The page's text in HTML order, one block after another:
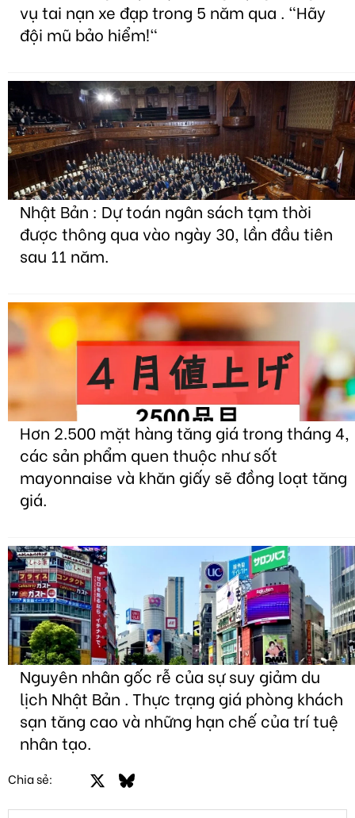
vụ tai nạn xe đạp trong 5 năm qua . "Hãy
đội mũ bảo hiểm!"
Nhật Bản : Dự toán ngân sách tạm thời
được thông qua vào ngày 30, lần đầu tiên
sau 11 năm.
Hơn 2.500 mặt hàng tăng giá trong tháng 4,
các sản phẩm quen thuộc như sốt
mayonnaise và khăn giấy sẽ đồng loạt tăng
giá.
Nguyên nhân gốc rễ của sự suy giảm du
lịch Nhật Bản . Thực trạng giá phòng khách
sạn tăng cao và những hạn chế của trí tuệ
nhân tạo.
Chia sẻ: FacebookBluesky